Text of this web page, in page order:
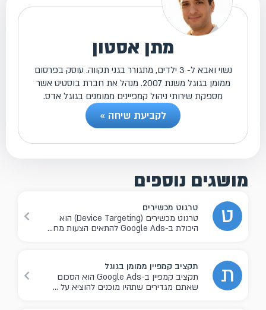
מתן אסטון
נשוי ואבא ל- 3 ילדים, מתגורר בגני תקווה. עוסק בפרסום
ממומן בגוגל משנת 2007. מנהל את חברת בוסטיט אשר
מספקת שירותי ניהול קמפיינים ממומנים בגוגל אדס.
לקביעת שיחה »
מושגים נוספים
ט
טרגוט מכשירים
טרגוט מכשירים (Device Targeting) הוא
היכולת ב-Google Ads להתאים הצעות מח...
ת
תקציב קמפיין ממומן בגוגל
תקציב קמפיין ב-Google Ads הוא הסכום
שאתם מגדירים שתהיו מוכנים להוציא על ...